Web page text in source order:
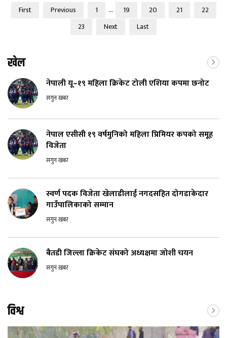
First Previous 1 ... 19 20 21
22
23
Next Last
खेल
नेपाली यू–१९ महिला क्रिकेट टोली एशिया कपमा छनोट
सगुन खबर
नेपाल एसीसी १९ वर्षमुनिको महिला प्रिमियर कपको समूह
विजेता
सगुन खबर
स्वर्ण पदक विजेता खेलाडीलाई नगदसहित दोगडाकेदार
गाउँपालिकाको सम्मान
सगुन खबर
बैतडी जिल्ला क्रिकेट संघको अध्यक्षमा जोशी चयन
सगुन खबर
विश्व